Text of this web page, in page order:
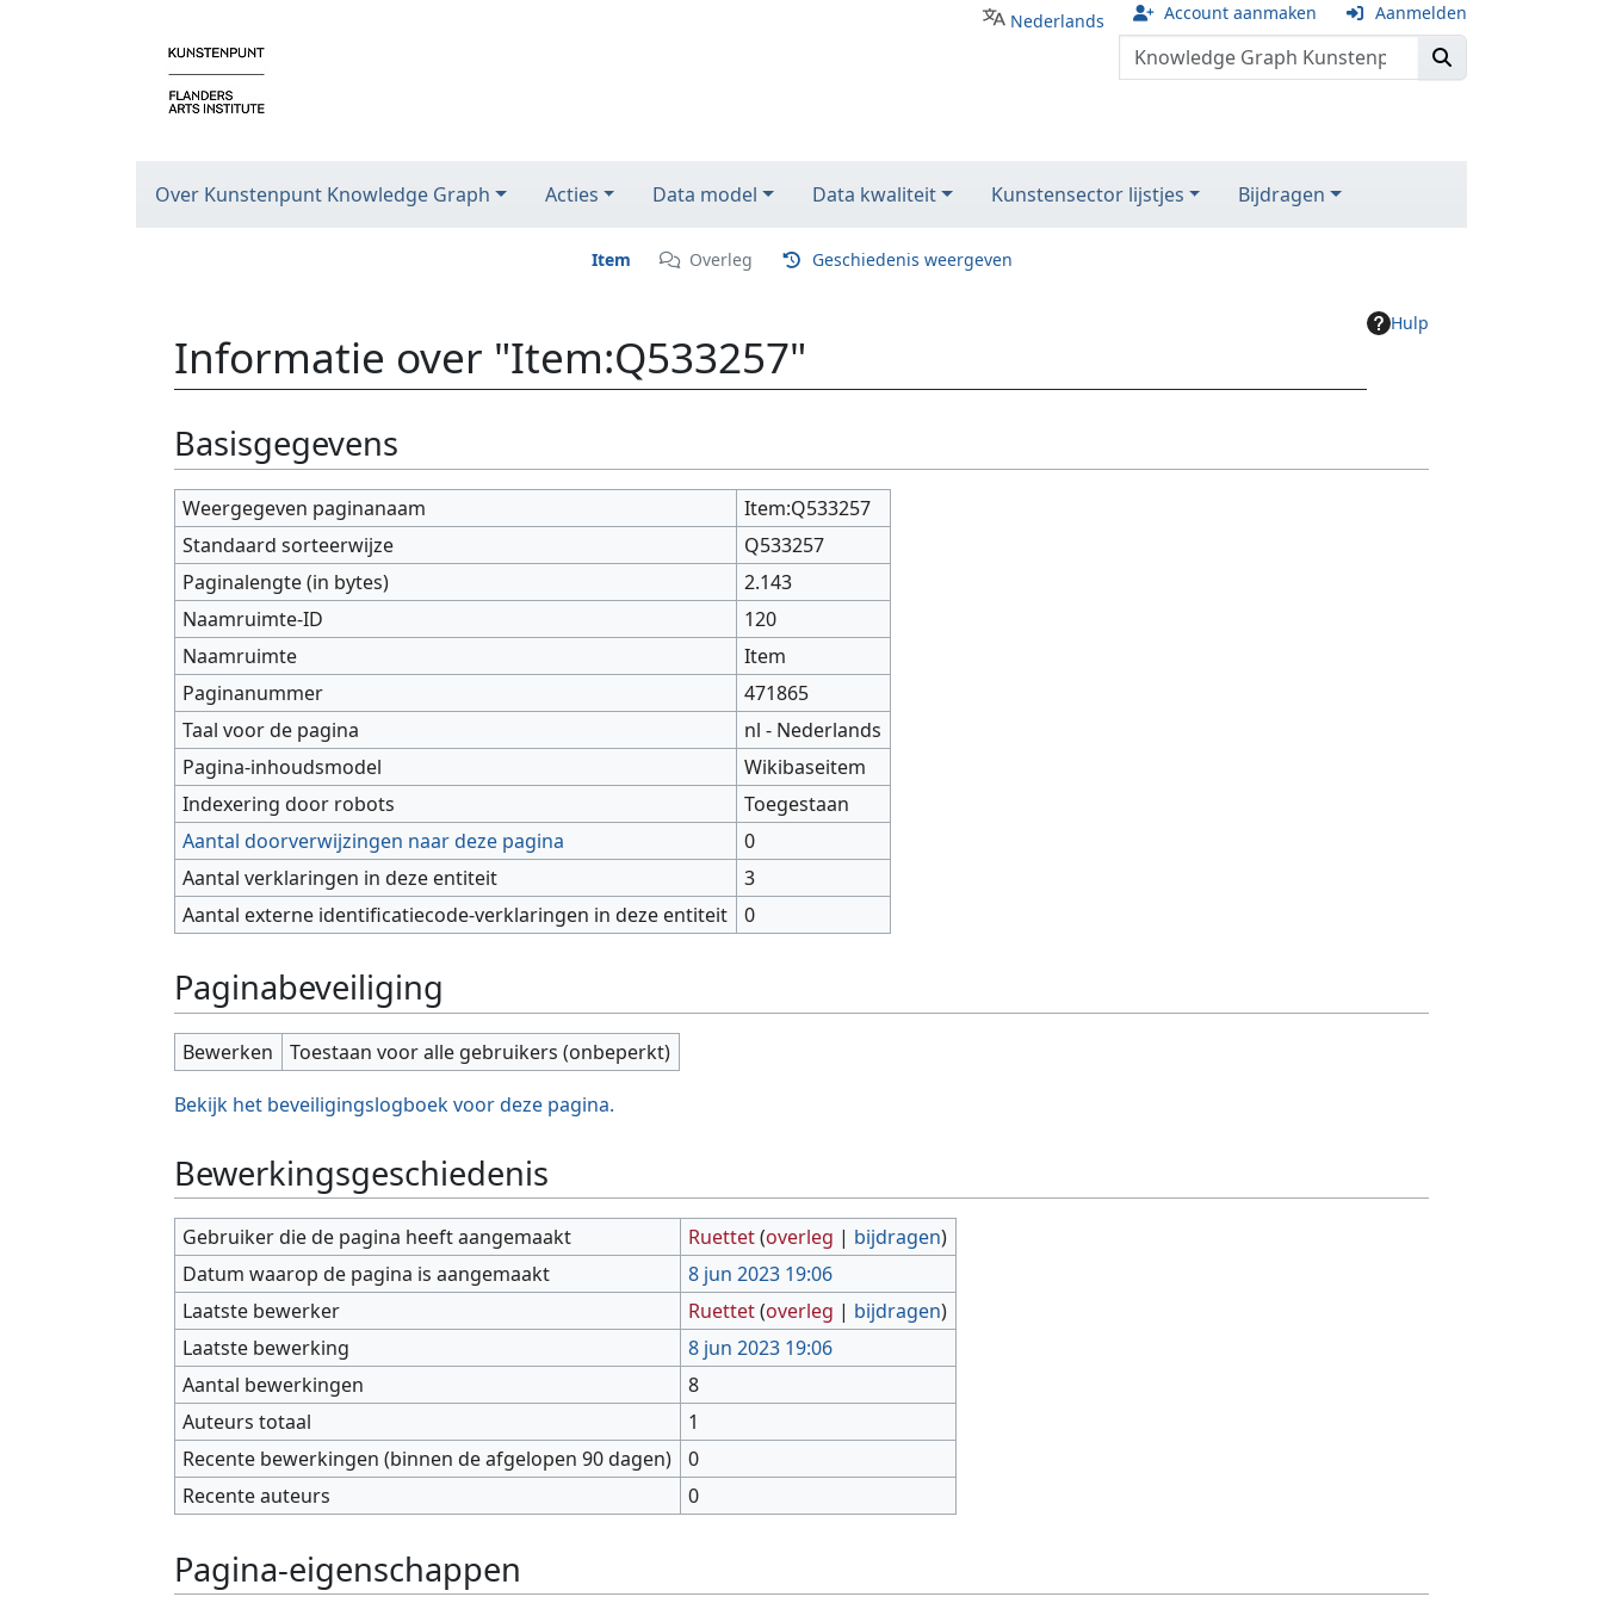
Nederlands Account aanmaken Aanmelden
Over Kunstenpunt Knowledge Graph Acties Data model Data kwaliteit Kunstensector lijstjes Bijdragen
Item Overleg Geschiedenis weergeven
Hulp
Informatie over "Item:Q533257"
Basisgegevens
Weergegeven paginanaam
Item:Q533257
Standaard sorteerwijze
Q533257
Paginalengte (in bytes)
2.143
Naamruimte-ID
120
Naamruimte
Item
Paginanummer
471865
Taal voor de pagina
nl - Nederlands
Pagina-inhoudsmodel
Wikibaseitem
Indexering door robots
Toegestaan
Aantal doorverwijzingen naar deze pagina
0
Aantal verklaringen in deze entiteit
3
Aantal externe identificatiecode-verklaringen in deze entiteit
0
Paginabeveiliging
Bewerken
Toestaan voor alle gebruikers (onbeperkt)
Bekijk het beveiligingslogboek voor deze pagina.
Bewerkingsgeschiedenis
Gebruiker die de pagina heeft aangemaakt Ruettet(overleg | bijdragen)
Datum waarop de pagina is aangemaakt
8 jun 2023 19:06
Laatste bewerker
Ruettet(overleg | bijdragen)
Laatste bewerking
8 jun 2023 19:06
Aantal bewerkingen
8
Auteurs totaal
1
Recente bewerkingen (binnen de afgelopen 90 dagen)
0
Recente auteurs
0
Pagina-eigenschappen